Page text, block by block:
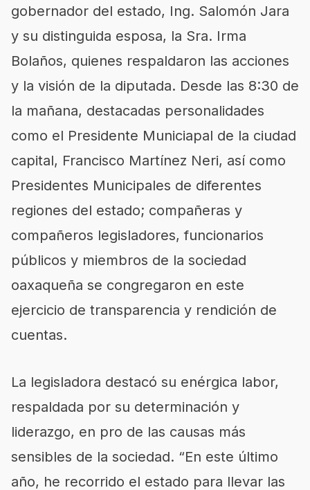
gobernador del estado, Ing. Salomón Jara
y su distinguida esposa, la Sra. Irma
Bolaños, quienes respaldaron las acciones
y la visión de la diputada. Desde las 8:30 de
la mañana, destacadas personalidades
como el Presidente Municiapal de la ciudad
capital, Francisco Martínez Neri, así como
Presidentes Municipales de diferentes
regiones del estado; compañeras y
compañeros legisladores, funcionarios
públicos y miembros de la sociedad
oaxaqueña se congregaron en este
ejercicio de transparencia y rendición de
cuentas.
La legisladora destacó su enérgica labor,
respaldada por su determinación y
liderazgo, en pro de las causas más
sensibles de la sociedad. “En este último
año, he recorrido el estado para llevar las